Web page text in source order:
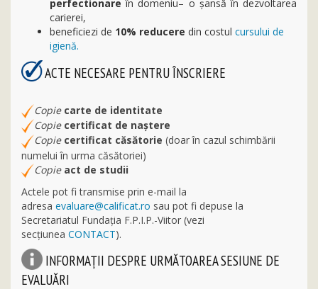
perfectionare în domeniu– o şansă în dezvoltarea
carierei,
beneficiezi de 10% reducere din costul cursului de
igienă.
ACTE NECESARE PENTRU ÎNSCRIERE
Copie carte de identitate
Copie certificat de naștere
Copie certificat căsătorie (doar în cazul schimbării
numelui în urma căsătoriei)
Copie act de studii
Actele pot fi transmise prin e-mail la
adresa evaluare@calificat.ro sau pot fi depuse la
Secretariatul Fundația F.P.I.P.-Viitor (vezi
secţiunea CONTACT).
INFORMAŢII DESPRE URMĂTOAREA SESIUNE DE
EVALUĂRI